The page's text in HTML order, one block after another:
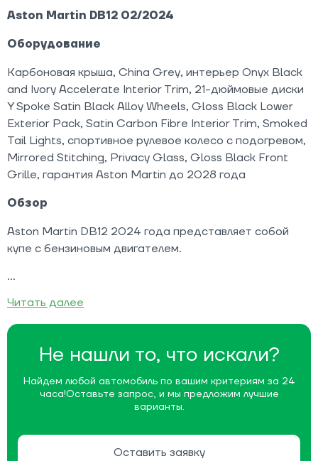
Не нашли то, что искали?
Найдем любой автомобиль по вашим критериям за 24
часа!Оставьте запрос, и мы предложим лучшие
варианты.
Оставить заявку
Aston Martin DB12 02/2024
Оборудование
Карбоновая крыша, China Grey, интерьер Onyx Black
and Ivory Accelerate Interior Trim, 21-дюймовые диски
Y Spoke Satin Black Alloy Wheels, Gloss Black Lower
Exterior Pack, Satin Carbon Fibre Interior Trim, Smoked
Tail Lights, спортивное рулевое колесо с подогревом,
Mirrored Stitching, Privacy Glass, Gloss Black Front
Grille, гарантия Aston Martin до 2028 года
Обзор
Aston Martin DB12 2024 года представляет собой
купе с бензиновым двигателем.
Читать далее